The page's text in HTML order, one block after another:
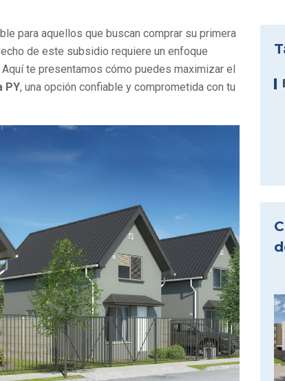
para aquellos que buscan comprar su primera
de este subsidio requiere un enfoque
te presentamos cómo puedes maximizar el
PY, una opción confiable y comprometida con tu